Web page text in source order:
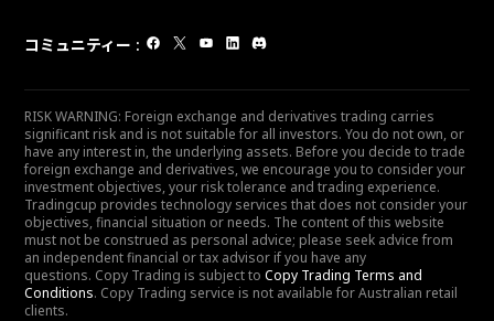
コミュニティー :
RISK WARNING: Foreign exchange and derivatives trading carries
significant risk and is not suitable for all investors. You do not own, or
have any interest in, the underlying assets. Before you decide to trade
foreign exchange and derivatives, we encourage you to consider your
investment objectives, your risk tolerance and trading experience.
Tradingcup provides technology services that does not consider your
objectives, financial situation or needs. The content of this website
must not be construed as personal advice; please seek advice from
an independent financial or tax advisor if you have any
questions. Copy Trading is subject to Copy Trading Terms and
Conditions. Copy Trading service is not available for Australian retail
clients.